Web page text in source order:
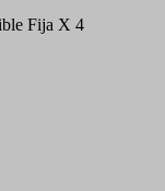
Fija X 4